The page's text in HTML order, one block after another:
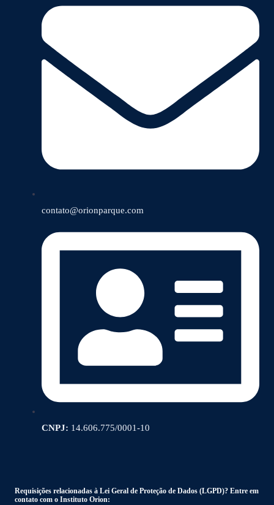
contato@orionparque.com
CNPJ: 14.606.775/0001-10
Requisições relacionadas à Lei Geral de Proteção de Dados (LGPD)? Entre em
contato com o Instituto Orion: